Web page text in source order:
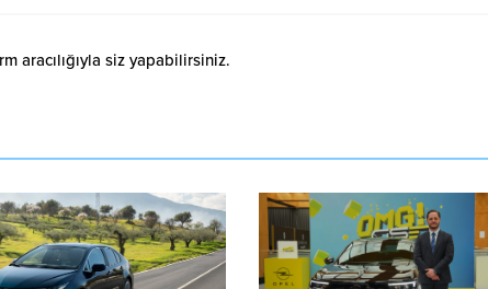
aracılığıyla siz yapabilirsiniz.